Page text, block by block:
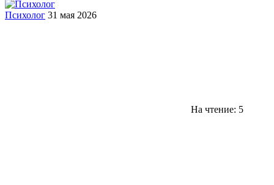
Психолог 31 мая 2026
На чтение: 5